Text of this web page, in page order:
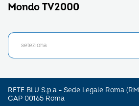
Mondo TV2000
RETE BLU S.p.a - Sede Legale Roma
CAP 00165 Roma